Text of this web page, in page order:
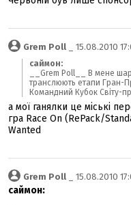
Grem Poll _ 15.08.2010
саймон:
__Grem Poll__ В мене
транслюють етапи Гран-
Командний Кубок Світу-
а мої ганялки це міські
гра Race On (RePack/
Wanted
Grem Poll _ 15.08.2010
саймон: